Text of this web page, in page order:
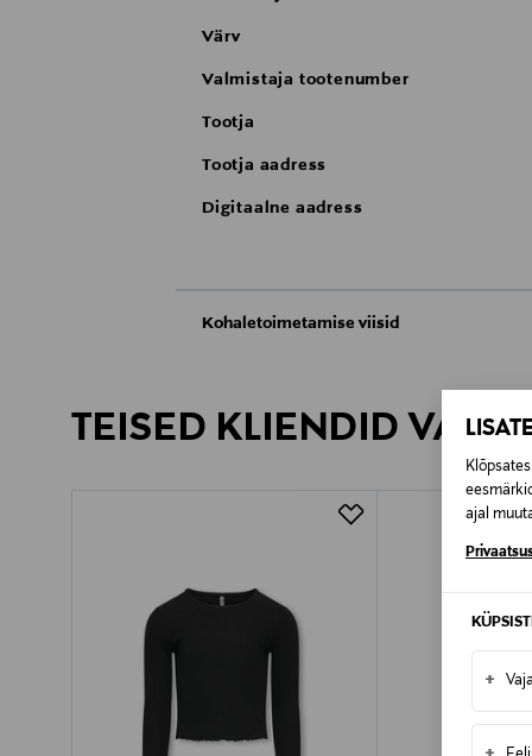
ajal
+
Värv
Valmistaja tootenumber
Tootja
Tootja aadress
Digitaalne aadress
Kohaletoimetamise viisid
Tarnimine pakiautomaati või
TEISED KLIENDID